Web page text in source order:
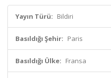
Yayın Türü: Bildiri
Basıldığı Şehir: Paris
Basıldığı Ülke: Fransa